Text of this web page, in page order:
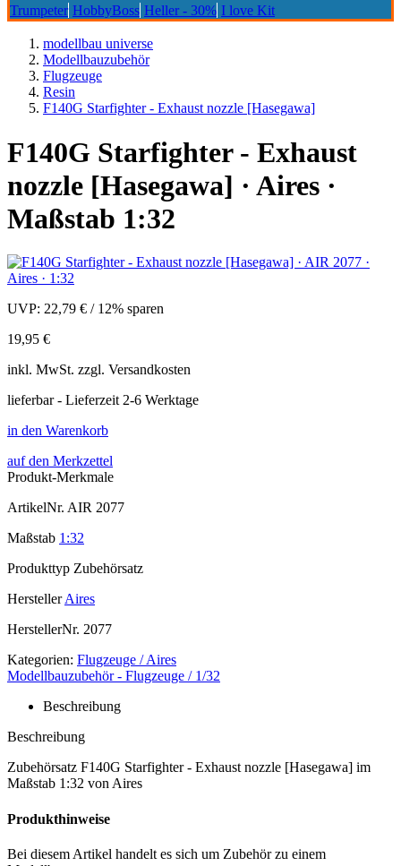
Trumpeter HobbyBoss Heller - 30% I love Kit
modellbau universe
Modellbauzubehör
Flugzeuge
Resin
F140G Starfighter - Exhaust nozzle [Hasegawa]
F140G Starfighter - Exhaust
nozzle [Hasegawa] · Aires ·
Maßstab 1:32
UVP: 22,79 € / 12% sparen
19,95 €
inkl. MwSt. zzgl. Versandkosten
lieferbar - Lieferzeit 2-6 Werktage
in den Warenkorb
auf den Merkzettel
Produkt-Merkmale
ArtikelNr. AIR 2077
Maßstab 1:32
Produkttyp Zubehörsatz
Hersteller Aires
HerstellerNr. 2077
Kategorien: Flugzeuge / Aires
Modellbauzubehör - Flugzeuge / 1/32
Beschreibung
Beschreibung
Zubehörsatz F140G Starfighter - Exhaust nozzle [Hasegawa] im
Maßstab 1:32 von Aires
Produkthinweise
Bei diesem Artikel handelt es sich um Zubehör zu einem